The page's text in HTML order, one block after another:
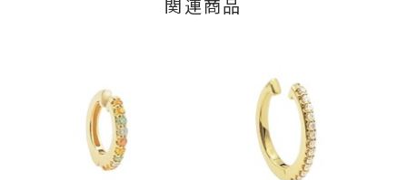
※石の色味には多少の個体差がご
縦：約12mm 横：約11.3mm 厚
発送いたします。
■お届け目安が「約1ヶ月半以内～」の商品
ご注文いただいてから在庫状況を確認いたしま
ージの購入履歴一覧よりご注文状況をご確認いた
メンバーシップ未登録のお客さまは、お問い合
わせフォームよりご連絡ください。
返品・交換以下の場合、商品の返品・交換・返金
関連商品